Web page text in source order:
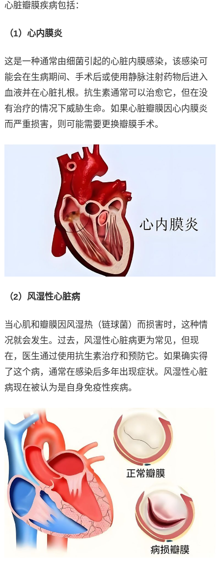
心脏瓣膜疾病包括：
（1）心内膜炎
这是一种通常由细菌引起的心脏内膜感染，该感染可
能会在生病期间、手术后或使用静脉注射药物后进入
血液并在心脏扎根。抗生素通常可以治愈它，但在没
有治疗的情况下威胁生命。如果心脏瓣膜因心内膜炎
而严重损害，则可能需要更换瓣膜手术。
（2）风湿性心脏病
当心肌和瓣膜因风湿热（链球菌）而损害时，这种情
况就会发生。过去，风湿性心脏病更为常见，但现
在，医生通过使用抗生素治疗和预防它。如果确实得
了这个病，通常在感染后多年出现症状。风湿性心脏
病现在被认为是自身免疫性疾病。